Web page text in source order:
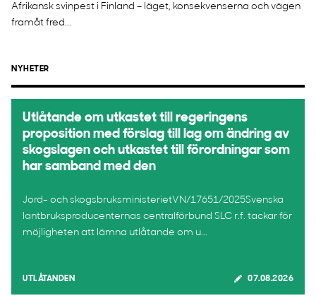
Afrikansk svinpest i Finland – läget, konsekvenserna och vägen
framåt fred...
NYHETER
Utlåtande om utkastet till regeringens
proposition med förslag till lag om ändring av
skogslagen och utkastet till förordningar som
har samband med den
Jord- och skogsbruksministerietVN/17651/2025Svenska
lantbruksproducenternas centralförbund SLC r.f. tackar för
möjligheten att lämna utlåtande om u...
UTLÅTANDEN 07.08.2026